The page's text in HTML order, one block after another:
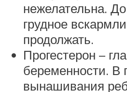
нежелательна.
грудное
продолжать.
Прогестерон –
беременности. В
вынашивания